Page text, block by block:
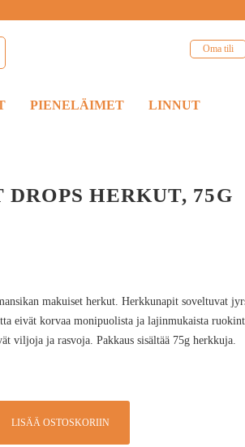
Oma tili
PIENELÄIMET LINNUT
DROPS HERKUT, 75G
makuiset herkut. Herkkunapit soveltuvat
eivät korvaa monipuolista ja lajinmukaista
viljoja ja rasvoja. Pakkaus sisältää 75g herkkuja.
LISÄÄ OSTOSKORIIN